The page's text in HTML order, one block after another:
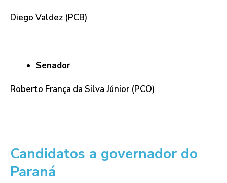
Diego Valdez (PCB)
Senador
Roberto França da Silva Júnior (PCO)
Candidatos a governador do
Paraná